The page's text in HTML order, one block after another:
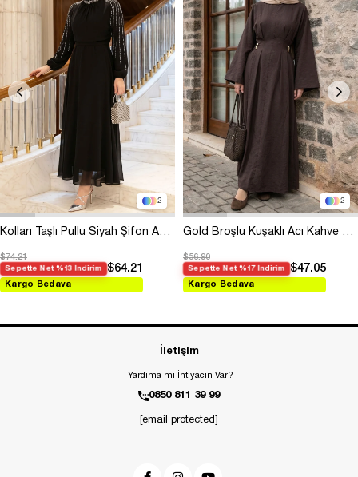
2
Kolları Taşlı Pullu Siyah Şifon Abiye
$74.21
Sepette Net %13 İndirim $64.21
Kargo Bedava
2
Gold Broşlu Kuşaklı Acı Kahve Modal Elbise
$56.90
Sepette Net %17 İndirim $47.05
Kargo Bedava
İletişim
Yardıma mı İhtiyacın Var?
0850 811 39 99
[email protected]